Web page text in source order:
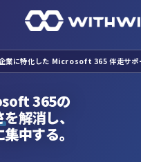
業に特化した Microsoft 365 伴走サポ
365の
を解消し、
中する。